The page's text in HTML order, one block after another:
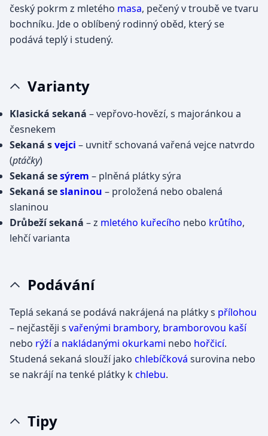
český pokrm z mletého masa, pečený v troubě ve tvaru
bochníku. Jde o oblíbený rodinný oběd, který se
podává teplý i studený.
Varianty
Klasická sekaná – vepřovo-hovězí, s majoránkou a
česnekem
Sekaná svejci – uvnitř schovaná vařená vejce natvrdo
(ptáčky)
Sekaná sesýrem – plněná plátky sýra
Sekaná seslaninou – proložená nebo obalená
slaninou
Drůbeží sekaná – z mletého kuřecího nebo krůtího,
lehčí varianta
Podávání
Teplá sekaná se podává nakrájená na plátky s přílohou
– nejčastěji s vařenými brambory, bramborovou kaší
nebo rýžía nakládanými okurkami nebo hořčicí.
Studená sekaná slouží jako chlebíčková surovina nebo
se nakrájí na tenké plátky kchlebu.
Tipy